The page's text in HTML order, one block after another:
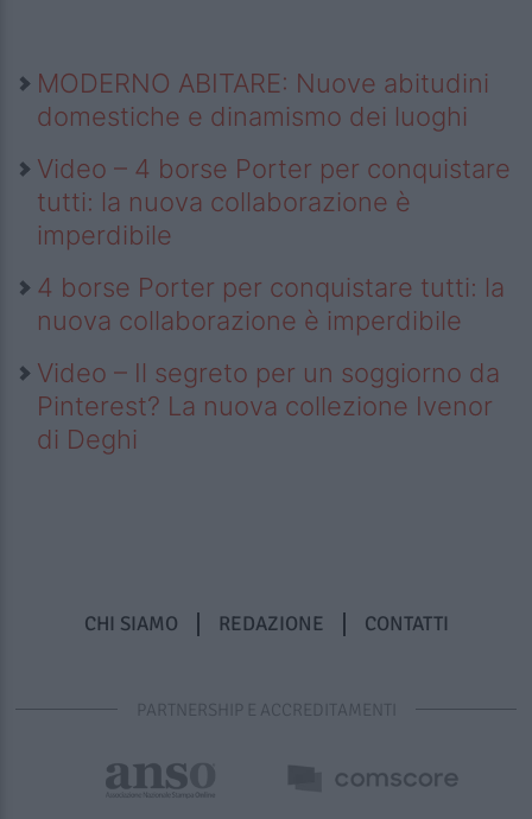
MODERNO ABITARE: Nuove abitudini
domestiche e dinamismo dei luoghi
Video – 4 borse Porter per conquistare
tutti: la nuova collaborazione è
imperdibile
4 borse Porter per conquistare tutti: la
nuova collaborazione è imperdibile
Video – Il segreto per un soggiorno da
Pinterest? La nuova collezione Ivenor
di Deghi
CHI SIAMO REDAZIONE CONTATTI
PARTNERSHIP E ACCREDITAMENTI